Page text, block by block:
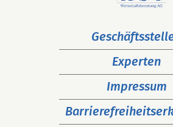
Experten
Impressum